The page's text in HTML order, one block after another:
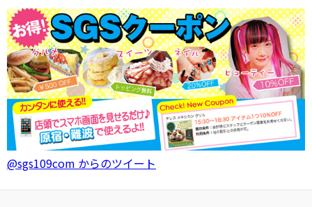
@sgs109com からのツイート